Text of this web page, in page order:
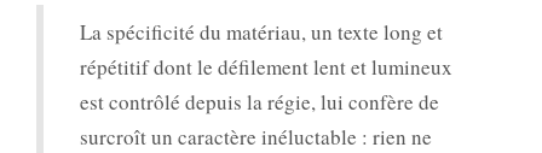
La spécificité du matériau, un texte long et
répétitif dont le défilement lent et lumineux
est contrôlé depuis la régie, lui confère de
surcroît un caractère inéluctable : rien ne